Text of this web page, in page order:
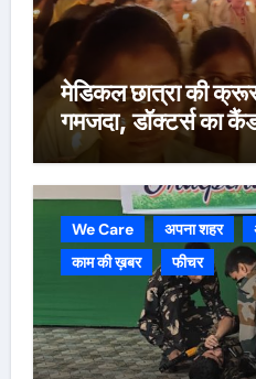
मेडिकल छात्रा की
गमजदा, डॉक्टर्स का
We Care अपना शहर
काम की ख़बर
फीचर